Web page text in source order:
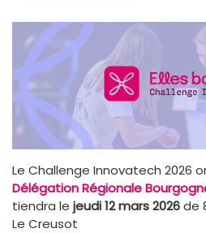
Le Challenge Innovatech 2026
Délégation Régionale
tiendra le jeudi 12 mars 2026de
Le Creusot